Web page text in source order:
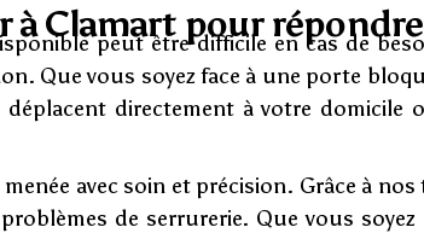
à Clamart pour
peut être difficile en cas de
Que vous soyez face à une porte
déplacent directement à votre
avec soin et précision. Grâce à
de serrurerie. Que vous